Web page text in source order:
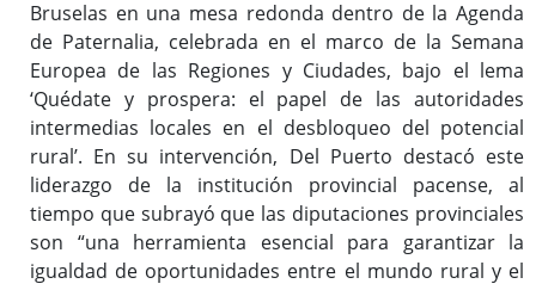
Bruselas en una mesa redonda dentro de la Agenda
de Paternalia, celebrada en el marco de la Semana
Europea de las Regiones y Ciudades, bajo el lema
‘Quédate y prospera: el papel de las autoridades
intermedias locales en el desbloqueo del potencial
rural’. En su intervención, Del Puerto destacó este
liderazgo de la institución provincial pacense, al
tiempo que subrayó que las diputaciones provinciales
son “una herramienta esencial para garantizar la
igualdad de oportunidades entre el mundo rural y el